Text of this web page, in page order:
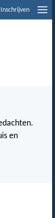
Inschrijven
en